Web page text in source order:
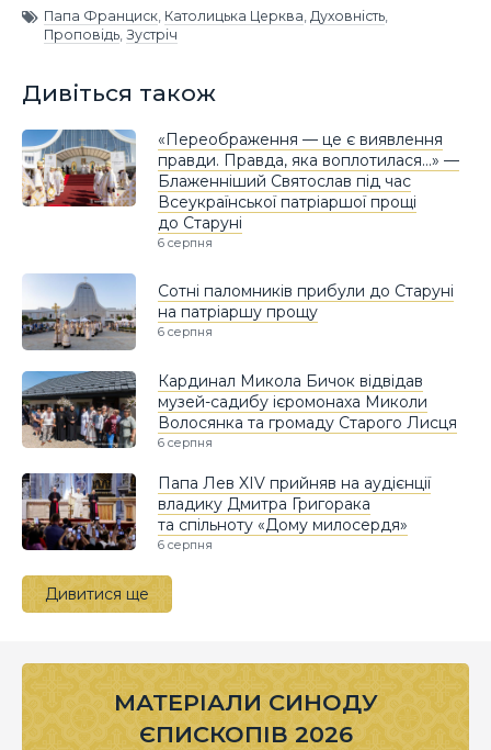
Папа Франциск, Католицька Церква, Духовність,
Проповідь, Зустріч
Дивіться також
«Переображення — це є виявлення
правди. Правда, яка воплотилася…» —
Блаженніший Святослав під час
Всеукраїнської патріаршої прощі
до Старуні
6 серпня
Сотні паломників прибули до Старуні
на патріаршу прощу
6 серпня
Кардинал Микола Бичок відвідав
музей-садибу ієромонаха Миколи
Волосянка та громаду Старого Лисця
6 серпня
Папа Лев XIV прийняв на аудієнції
владику Дмитра Григорака
та спільноту «Дому милосердя»
6 серпня
Дивитися ще
МАТЕРІАЛИ СИНОДУ
ЄПИСКОПІВ 2026